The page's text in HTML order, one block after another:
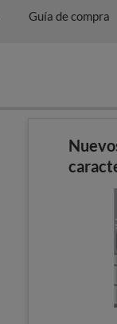
Guía de compra